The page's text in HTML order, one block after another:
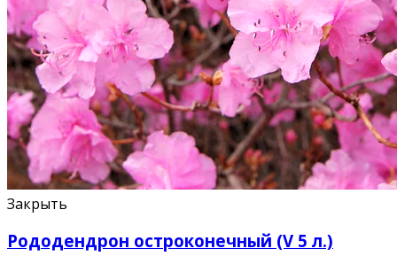
Закрыть
Рододендрон остроконечный (V 5 л.)